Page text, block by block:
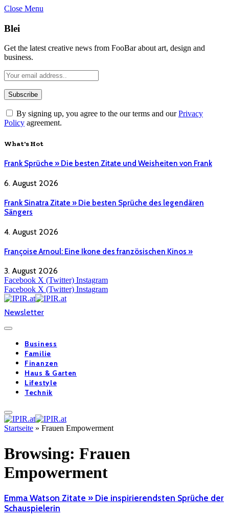
Close Menu
Blei
Get the latest creative news from FooBar about art, design and
business.
By signing up, you agree to the our terms and ourPrivacy
Policy agreement.
What's Hot
Frank Sprüche » Die besten Zitate und Weisheiten von Frank
6. August 2026
Frank Sinatra Zitate » Die besten Sprüche des legendären
Sängers
4. August 2026
Françoise Arnoul: Eine Ikone des französischen Kinos »
3. August 2026
Facebook X (Twitter) Instagram
Facebook X (Twitter) Instagram
Newsletter
Business
Familie
Finanzen
Haus & Garten
Lifestyle
Technik
Startseite » Frauen Empowerment
Browsing: Frauen
Empowerment
Emma Watson Zitate » Die inspirierendsten Sprüche der
Schauspielerin